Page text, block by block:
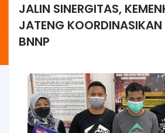
JALIN SINERGITAS,
JATENG KOORDINASIKAN
BNNP